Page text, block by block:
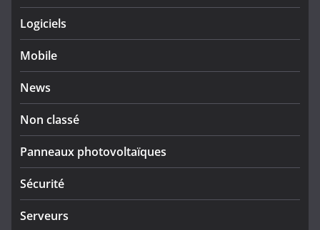
Logiciels
Mobile
News
Non classé
Panneaux photovoltaïques
Sécurité
Serveurs